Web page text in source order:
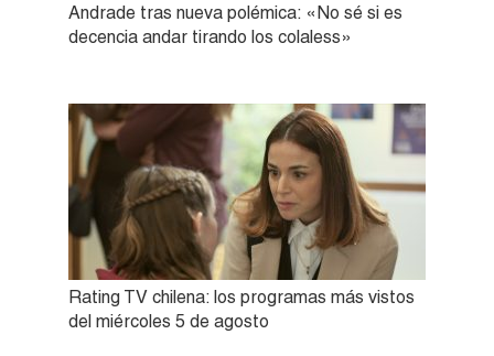
Andrade tras nueva polémica: «No sé si es
decencia andar tirando los colaless»
Rating TV chilena: los programas más vistos
del miércoles 5 de agosto